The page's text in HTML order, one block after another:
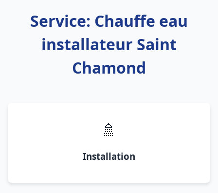
Service: Chauffe eau
installateur Saint
Chamond
🚿
Installation